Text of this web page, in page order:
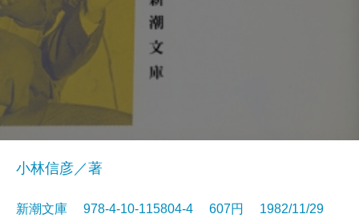
小林信彦／著
新潮文庫 978-4-10-115804-4 607円 1982/11/29